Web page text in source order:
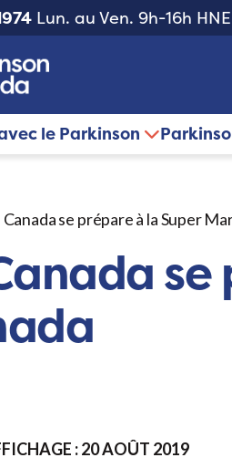
Lun. au Ven. 9h-16h HNE
le Parkinson
Canada se prépare à la Super
: 20 AOÛT 2019